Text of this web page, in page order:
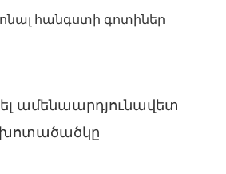
հանգստի գոտիներ
ամենաարդյունավետ